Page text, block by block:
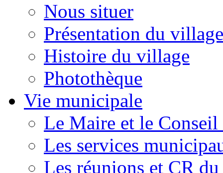
Nous situer
Présentation du village
Histoire du village
Photothèque
Vie municipale
Le Maire et le
Les services
Les réunions et CR